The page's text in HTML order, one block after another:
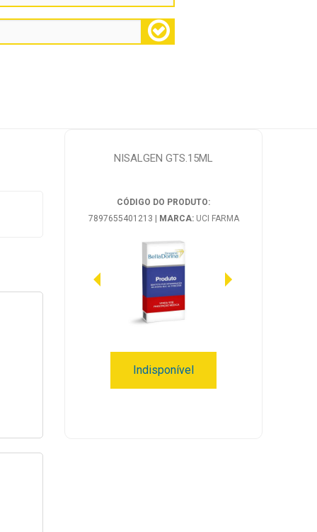
NISALGEN GTS.15ML
CÓDIGO DO PRODUTO:
7897655401213 | MARCA: UCI FARMA
Indisponível